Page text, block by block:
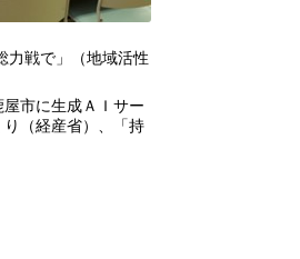
力戦で」（地域活性
市に生成ＡＩサー
（経産省）、「持